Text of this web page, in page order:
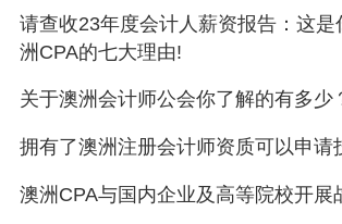
澳洲CPA资格评审已上线赶紧点击获
取免试吧！
请查收23年度会计人薪资报告：这是
洲CPA的七大理由!
关于澳洲会计师公会你了解的有多少
拥有了澳洲注册会计师资质可以申请
澳洲CPA与国内企业及高等院校开展